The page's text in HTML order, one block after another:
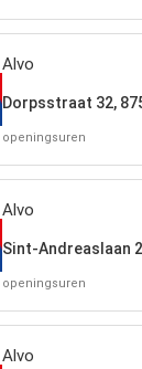
Alvo
Dorpsstraat 32,
openingsuren
Alvo
Sint-Andreaslaan
openingsuren
Alvo